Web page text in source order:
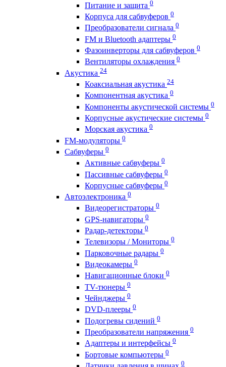
Питание и защита 0
Корпуса для сабвуферов 0
Преобразователи сигнала 0
FM и Bluetooth адаптеры 0
Фазоинверторы для сабвуферов 0
Вентиляторы охлаждения 0
Акустика 24
Коаксиальная акустика 24
Компонентная акустика 0
Компоненты акустической системы 0
Корпусные акустические системы 0
Морская акустика 0
FM-модуляторы 0
Сабвуферы 0
Активные сабвуферы 0
Пассивные сабвуферы 0
Корпусные сабвуферы 0
Автоэлектроника 0
Видеорегистраторы 0
GPS-навигаторы 0
Радар-детекторы 0
Телевизоры / Мониторы 0
Парковочные радары 0
Видеокамеры 0
Навигационные блоки 0
TV-тюнеры 0
Чейнджеры 0
DVD-плееры 0
Подогревы сидений 0
Преобразователи напряжения 0
Адаптеры и интерфейсы 0
Бортовые компьютеры 0
0